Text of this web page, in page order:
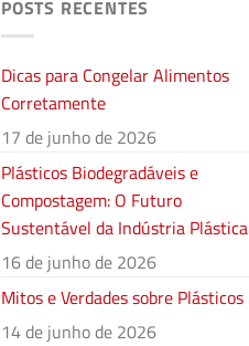
POSTS RECENTES
Dicas para Congelar Alimentos
Corretamente
17 de junho de 2026
Plásticos Biodegradáveis e
Compostagem: O Futuro
Sustentável da Indústria Plástica
16 de junho de 2026
Mitos e Verdades sobre Plásticos
14 de junho de 2026